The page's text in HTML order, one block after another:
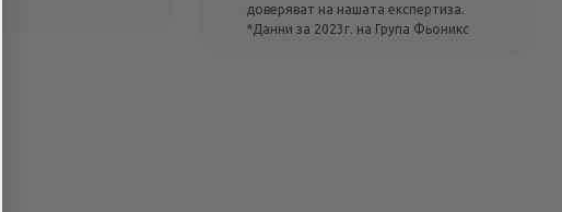
доверяват на нашата експертиза.
*Данни за 2023г. на Група Фьоникс